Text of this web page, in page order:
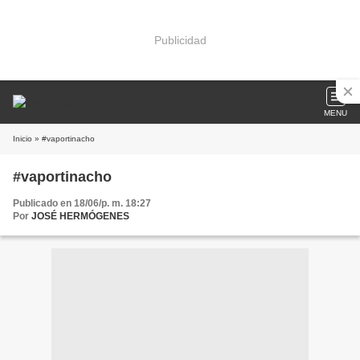
Publicidad
MENU
Inicio » #vaportinacho
#vaportinacho
Publicado en 18/06/p. m. 18:27
Por JOSÉ HERMÓGENES